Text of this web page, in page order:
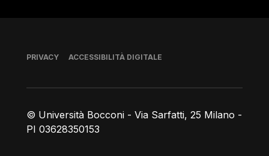
© Università Bocconi - Via Sarfatti, 25 Milano -
PI 03628350153
Piè di pagina
PRIVACY ACCESSIBILITÀ DIGITALE